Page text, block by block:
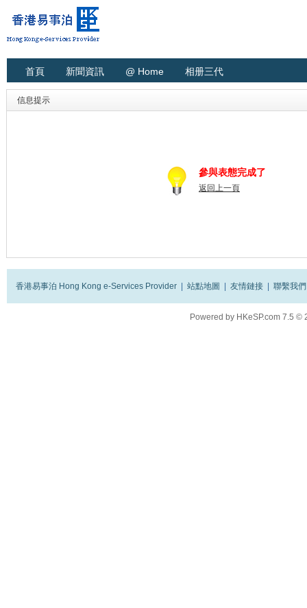
首頁 新聞資訊 @ Home 相册三代
信息提示
參與表態完成了
返回上一頁
香港易事泊 Hong Kong e-Services Provider 站點地圖 友情鏈接 聯繫我們
Powered by HKeSP.com 7.5 ©